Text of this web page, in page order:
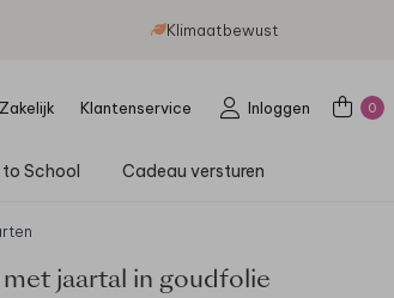
Klimaatbewust
Zakelijk Klantenservice Inloggen 0
School Cadeau versturen
jaartal in goudfolie